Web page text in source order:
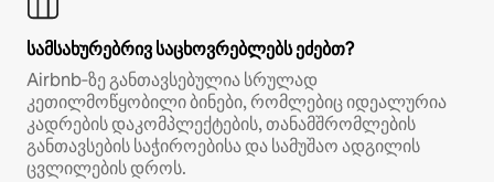
სამსახურებრივ საცხოვრებლებს ეძებთ?
Airbnb‑ზე განთავსებულია სრულად
კეთილმოწყობილი ბინები, რომლებიც იდეალურია
კადრების დაკომპლექტების, თანამშრომლების
განთავსების საჭიროებისა და სამუშაო ადგილის
ცვლილების დროს.